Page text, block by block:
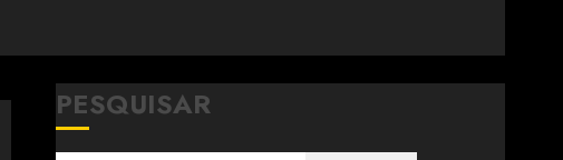
PESQUISAR